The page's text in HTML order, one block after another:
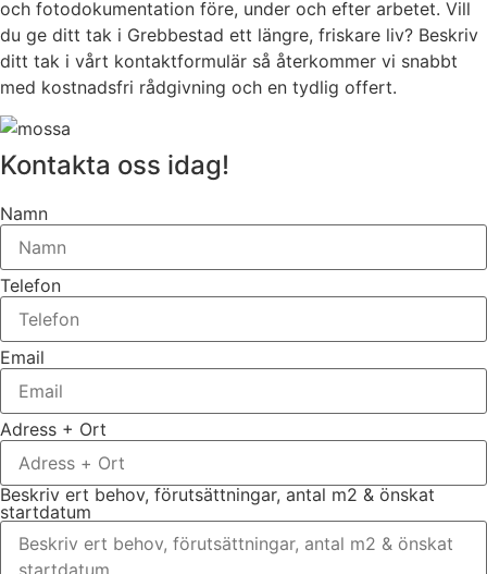
och fotodokumentation före, under och efter arbetet. Vill
du ge ditt tak i Grebbestad ett längre, friskare liv? Beskriv
ditt tak i vårt kontaktformulär så återkommer vi snabbt
med kostnadsfri rådgivning och en tydlig offert.
Kontakta oss idag!
Namn
Telefon
Email
Adress + Ort
Beskriv ert behov, förutsättningar, antal m2 & önskat
startdatum